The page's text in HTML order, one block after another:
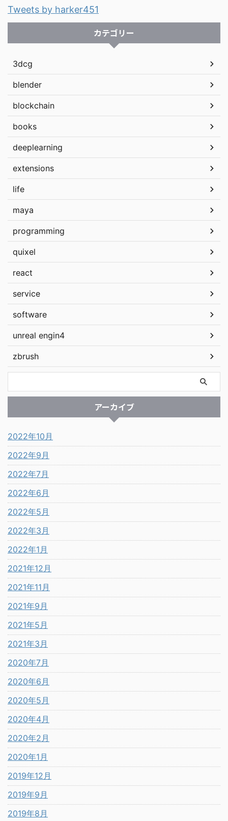
Tweets by harker451
カテゴリー
3dcg
blender
blockchain
books
deeplearning
extensions
life
maya
programming
quixel
react
service
software
unreal engin4
zbrush
アーカイブ
2022年10月
2022年9月
2022年7月
2022年6月
2022年5月
2022年3月
2022年1月
2021年12月
2021年11月
2021年9月
2021年5月
2021年3月
2020年7月
2020年6月
2020年5月
2020年4月
2020年2月
2020年1月
2019年12月
2019年9月
2019年8月